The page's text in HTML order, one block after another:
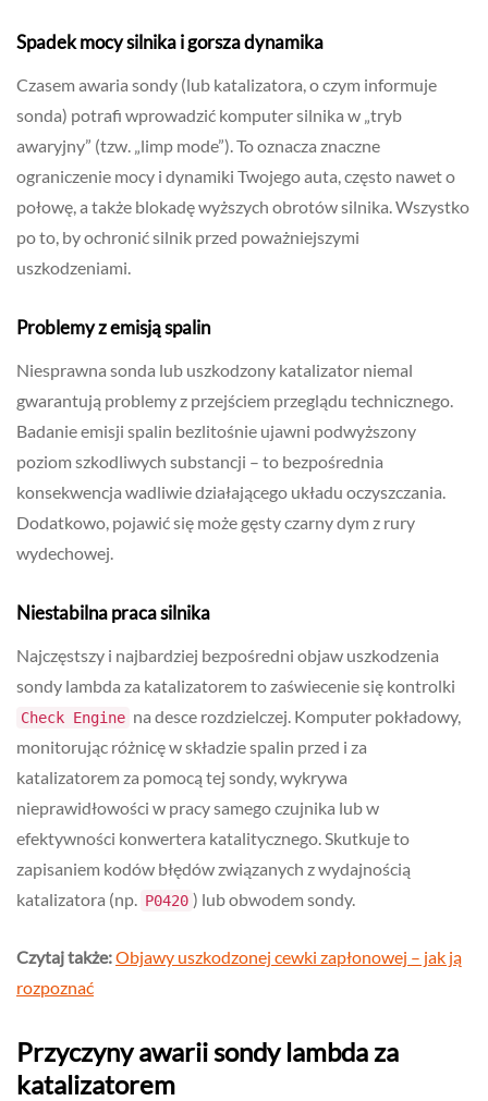
Spadek mocy silnika i gorsza dynamika
Czasem awaria sondy (lub katalizatora, o czym informuje
sonda) potrafi wprowadzić komputer silnika w „tryb
awaryjny” (tzw. „limp mode”). To oznacza znaczne
ograniczenie mocy i dynamiki Twojego auta, często nawet o
połowę, a także blokadę wyższych obrotów silnika. Wszystko
po to, by ochronić silnik przed poważniejszymi
uszkodzeniami.
Problemy z emisją spalin
Niesprawna sonda lub uszkodzony katalizator niemal
gwarantują problemy z przejściem przeglądu technicznego.
Badanie emisji spalin bezlitośnie ujawni podwyższony
poziom szkodliwych substancji – to bezpośrednia
konsekwencja wadliwie działającego układu oczyszczania.
Dodatkowo, pojawić się może gęsty czarny dym z rury
wydechowej.
Niestabilna praca silnika
Najczęstszy i najbardziej bezpośredni objaw uszkodzenia
sondy lambda za katalizatorem to zaświecenie się kontrolki
Check Engine na desce rozdzielczej. Komputer pokładowy,
monitorując różnicę w składzie spalin przed i za
katalizatorem za pomocą tej sondy, wykrywa
nieprawidłowości w pracy samego czujnika lub w
efektywności konwertera katalitycznego. Skutkuje to
zapisaniem kodów błędów związanych z wydajnością
katalizatora (np.
P0420 ) lub obwodem sondy.
Czytaj także:Objawy uszkodzonej cewki zapłonowej – jak ją
rozpoznać
Przyczyny awarii sondy lambda za
katalizatorem